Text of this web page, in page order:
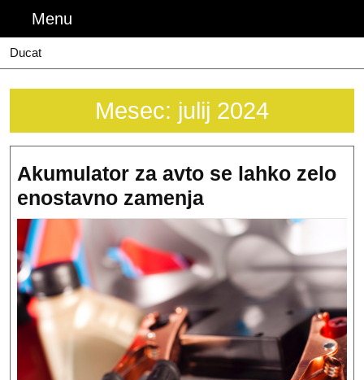
content
Menu
Ducat
Mesec: julij 2024
Akumulator za avto se lahko zelo
enostavno zamenjaAkumulator
za
avto
se
lahko
zelo
enostavno
zamenja